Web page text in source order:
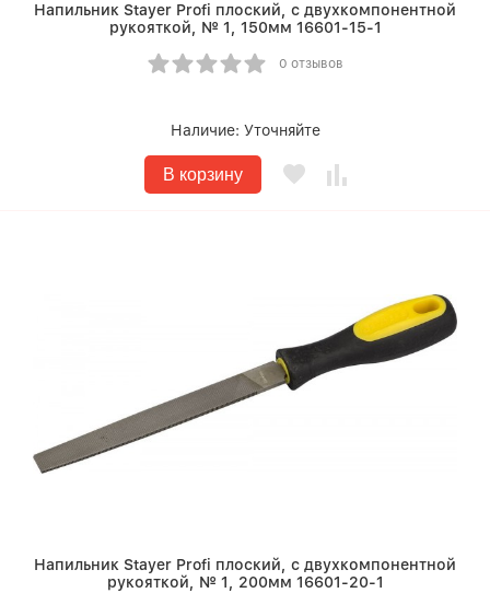
Напильник Stayer Profi плоский, с двухкомпонентной
рукояткой, № 1, 150мм 16601-15-1
0 отзывов
Наличие: Уточняйте
В корзину
Напильник Stayer Profi плоский, с двухкомпонентной
рукояткой, № 1, 200мм 16601-20-1